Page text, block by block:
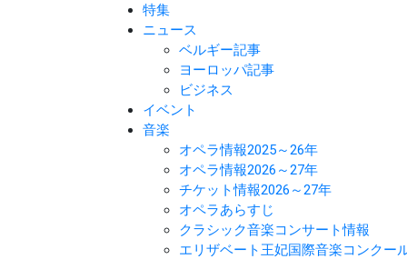
特集
ニュース
ベルギー記事
ヨーロッパ記事
ビジネス
イベント
音楽
オペラ情報2025～26年
オペラ情報2026～27年
チケット情報2026～27年
オペラあらすじ
クラシック音楽コンサート情報
エリザベート王妃国際音楽コンクー